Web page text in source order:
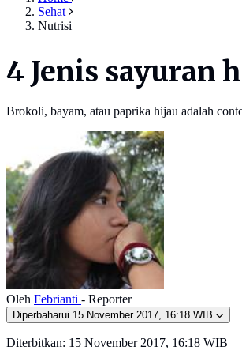
Sehat
Nutrisi
4 Jenis sayuran
Brokoli, bayam, atau paprika hijau adalah
Oleh Febrianti - Reporter
Diperbaharui 15 November 2017, 16:18 WIB
Diterbitkan: 15 November 2017, 16:18 WIB